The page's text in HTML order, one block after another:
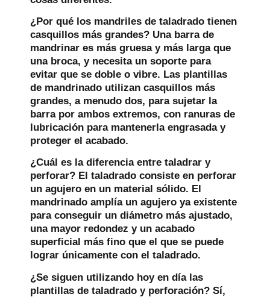
¿Por qué los mandriles de taladrado tienen
casquillos más grandes? Una barra de
mandrinar es más gruesa y más larga que
una broca, y necesita un soporte para
evitar que se doble o vibre. Las plantillas
de mandrinado utilizan casquillos más
grandes, a menudo dos, para sujetar la
barra por ambos extremos, con ranuras de
lubricación para mantenerla engrasada y
proteger el acabado.
¿Cuál es la diferencia entre taladrar y
perforar? El taladrado consiste en perforar
un agujero en un material sólido. El
mandrinado amplía un agujero ya existente
para conseguir un diámetro más ajustado,
una mayor redondez y un acabado
superficial más fino que el que se puede
lograr únicamente con el taladrado.
¿Se siguen utilizando hoy en día las
plantillas de taladrado y perforación? Sí,